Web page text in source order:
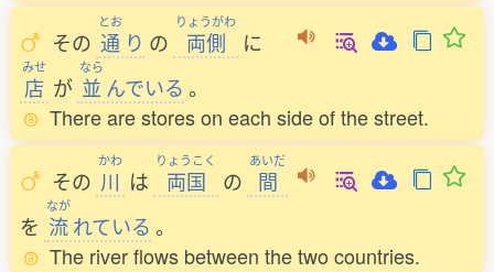
その
とお
通 り の
りょうがわ
両側 に
みせ
店 が
なら
並 んでいる 。
There are stores on each side of the street.
その
かわ
川 は
りょうこく
両国 の
あいだ
間
を
なが
流れている 。
The river flows between the two countries.